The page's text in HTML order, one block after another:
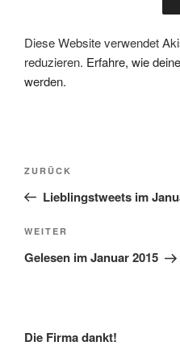
Diese Website verwendet
reduzieren. Erfahre, wie
werden.
Beitragsnavigation
Vorheriger
Beitrag
ZURÜCK
Lieblingstweets im
Nächster
Beitrag
WEITER
Gelesen im Januar 2015
Die Firma dankt!